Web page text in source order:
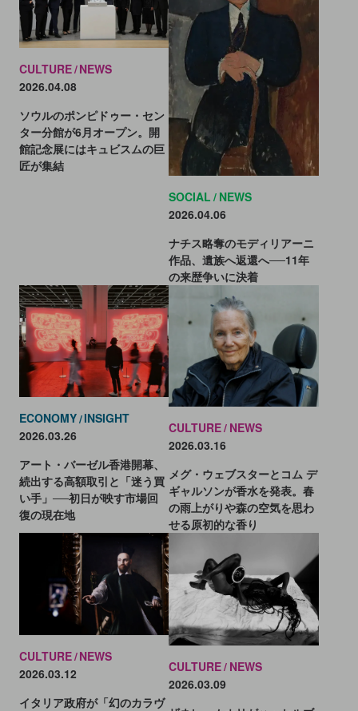
CULTURE NEWS
2026.04.08
ソウルのポンピドゥー・セン
ター分館が6月オープン。開
館記念展にはキュビスムの巨
匠が集結
SOCIAL NEWS
2026.04.06
ナチス略奪のモディリアーニ
作品、遺族へ返還へ──11年
の来歴争いに決着
ECONOMY INSIGHT
2026.03.26
アート・バーゼル香港開幕、
続出する高額取引と「迷う買
い手」──初日が映す市場回
復の現在地
CULTURE NEWS
2026.03.16
メグ・ウェブスターとコム デ
ギャルソンが香水を発表。春
の雨上がりや森の空気を思わ
せる原初的な香り
CULTURE NEWS
2026.03.12
イタリア政府が「幻のカラヴ
CULTURE NEWS
2026.03.09